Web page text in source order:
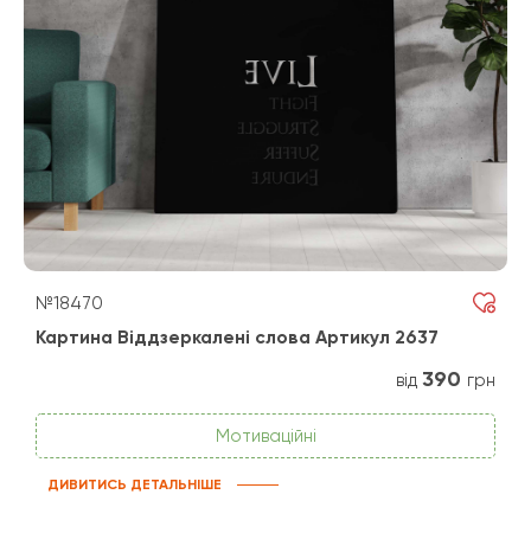
№18470
Картина Віддзеркалені слова Артикул 2637
від 390 грн
Мотиваційні
ДИВИТИСЬ ДЕТАЛЬНІШЕ